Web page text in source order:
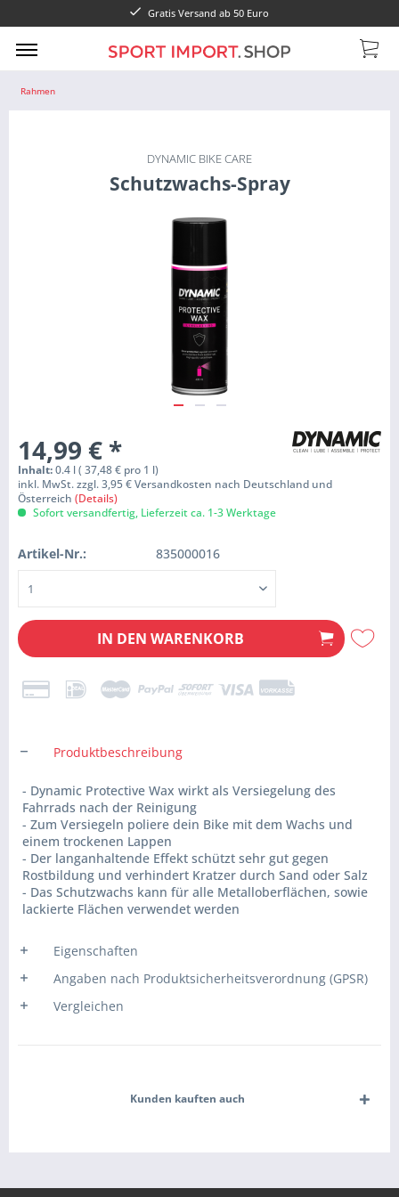
Gratis Versand ab 50 Euro
Rahmen
DYNAMIC BIKE CARE
Schutzwachs-Spray
14,99 € *
Inhalt:0.4 l ( 37,48 € pro 1 l)
inkl. MwSt. zzgl. 3,95 € Versandkosten nach Deutschland und
Österreich (Details)
Sofort versandfertig, Lieferzeit ca. 1-3 Werktage
Artikel-Nr.: 835000016
IN DEN WARENKORB
Produktbeschreibung
- Dynamic Protective Wax wirkt als Versiegelung des
Fahrrads nach der Reinigung
- Zum Versiegeln poliere dein Bike mit dem Wachs und
einem trockenen Lappen
- Der langanhaltende Effekt schützt sehr gut gegen
Rostbildung und verhindert Kratzer durch Sand oder Salz
- Das Schutzwachs kann für alle Metalloberflächen, sowie
lackierte Flächen verwendet werden
Eigenschaften
Angaben nach Produktsicherheitsverordnung (GPSR)
Vergleichen
Kunden kauften auch